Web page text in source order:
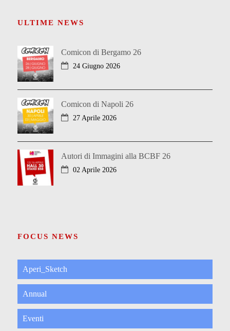
ULTIME NEWS
Comicon di Bergamo 26
24 Giugno 2026
Comicon di Napoli 26
27 Aprile 2026
Autori di Immagini alla BCBF 26
02 Aprile 2026
FOCUS NEWS
Aperi_Sketch
Annual
Eventi